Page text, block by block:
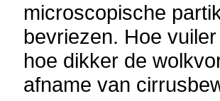
microscopische
bevriezen. Hoe
hoe dikker de
afname van